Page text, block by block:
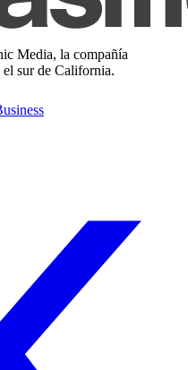
Media, la compañía
sur de California.